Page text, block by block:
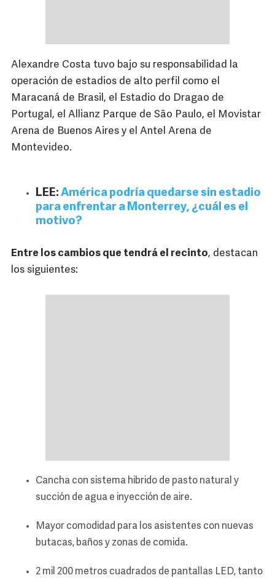
Alexandre Costa tuvo bajo su responsabilidad la
operación de estadios de alto perfil como el
Maracaná de Brasil, el Estadio do Dragao de
Portugal, el Allianz Parque de São Paulo, el Movistar
Arena de Buenos Aires y el Antel Arena de
Montevideo.
LEE: América podría quedarse sin estadio
para enfrentar a Monterrey, ¿cuál es el
motivo?
Entre los cambios que tendrá el recinto, destacan
los siguientes:
Cancha con sistema hibrido de pasto natural y
succión de agua e inyección de aire.
Mayor comodidad para los asistentes con nuevas
butacas, baños y zonas de comida.
2 mil 200 metros cuadrados de pantallas LED, tanto